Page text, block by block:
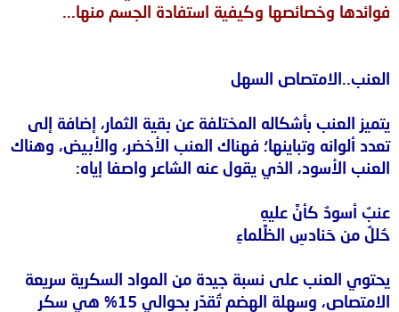
فوائدها وخصائصها وكيفية استفادة الجسم منها...
العنب..الامتصاص السهل
يتميز العنب بأشكاله المختلفة عن بقية الثمار، إضافة إلى
تعدد ألوانه وتباينها؛ فهناك العنب الأخضر، والأبيض، وهناك
العنب الأسود، الذي يقول عنه الشاعر واصفا إياه:
عنبٌ أسودٌ كأنَّ عليهِ
حُللٌ من حَنادسِ الظَّلماءِ
يحتوي العنب على نسبة جيدة من المواد السكرية سريعة
الامتصاص، وسهلة الهضم تُقدّر بحوالي 15% هي سكر